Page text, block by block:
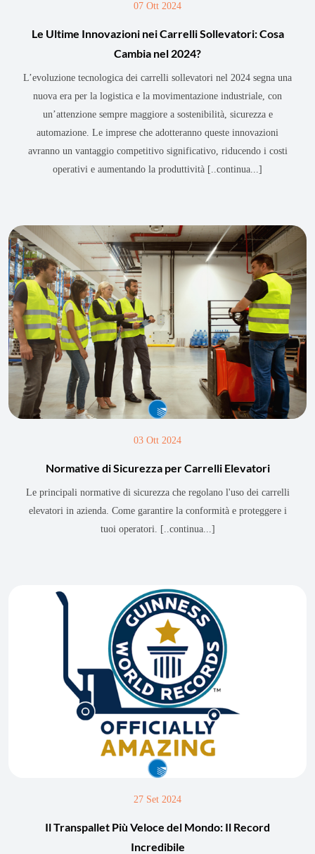
07 Ott 2024
Le Ultime Innovazioni nei Carrelli Sollevatori: Cosa
Cambia nel 2024?
L’evoluzione tecnologica dei carrelli sollevatori nel 2024 segna una
nuova era per la logistica e la movimentazione industriale, con
un’attenzione sempre maggiore a sostenibilità, sicurezza e
automazione. Le imprese che adotteranno queste innovazioni
avranno un vantaggio competitivo significativo, riducendo i costi
operativi e aumentando la produttività [..continua...]
03 Ott 2024
Normative di Sicurezza per Carrelli Elevatori
Le principali normative di sicurezza che regolano l'uso dei carrelli
elevatori in azienda. Come garantire la conformità e proteggere i
tuoi operatori. [..continua...]
27 Set 2024
Il Transpallet Più Veloce del Mondo: Il Record
Incredibile